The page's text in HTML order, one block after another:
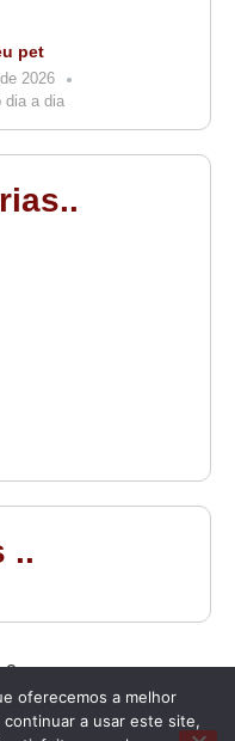
pet
2026
dia a dia
..
oferecemos a melhor
a usar este site,